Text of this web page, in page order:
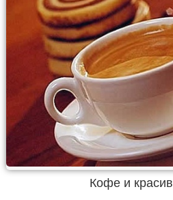
Кофе и